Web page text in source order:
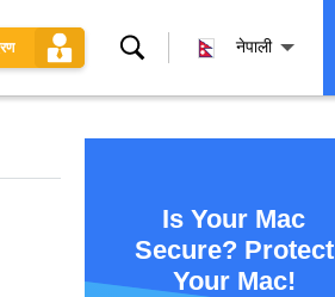
खोज्नुहोस् नेपाली
Is Your Mac
Secure? Protect
Your Mac!